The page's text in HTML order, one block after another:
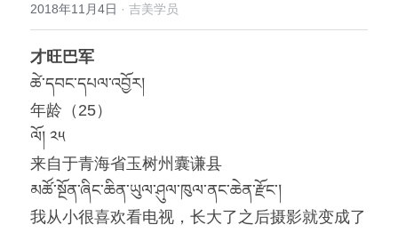
机构声明
机构项目&项目宣传片
机构服务品牌
「乡眼」影像库 及 员工通道
「荧光计划」公益放映
「乡村影像讲习所」影像学院
「乡土文化影像传习馆」
2018年11月4日 · 吉美学员
才旺巴军
ཚེ་དབང་དཔལ་འབྱོར།
年龄（25）
ལོ། ༢༥
来自于青海省玉树州囊谦县
མཚོ་སྔོན་ཞིང་ཆིན་ཡུལ་ཤུལ་ཁུལ་ནང་ཆེན་རྫོང་།
我从小很喜欢看电视，长大了之后摄影就变成了